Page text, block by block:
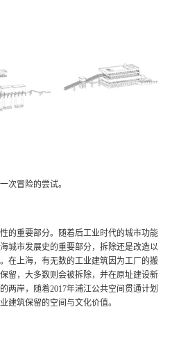
次冒险的尝试。
的重要部分。随着后工业时代的城市功能
城市发展史的重要部分，拆除还是改造以
在上海，有无数的工业建筑因为工厂的搬
留，大多数则会被拆除，并在原址建设新
两岸，随着2017年浦江公共空间贯通计划
建筑保留的空间与文化价值。